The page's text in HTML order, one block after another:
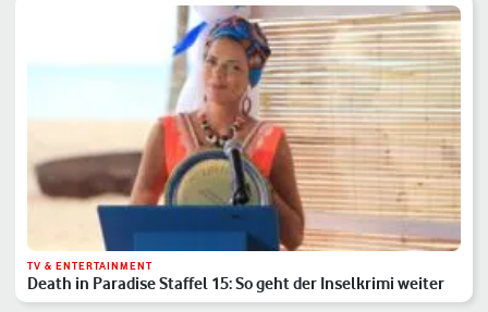
TV & ENTERTAINMENT
Death in Paradise Staffel 15: So geht der Inselkrimi weiter